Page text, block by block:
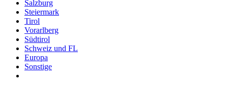
Salzburg
Steiermark
Tirol
Vorarlberg
Südtirol
Schweiz und FL
Europa
Sonstige